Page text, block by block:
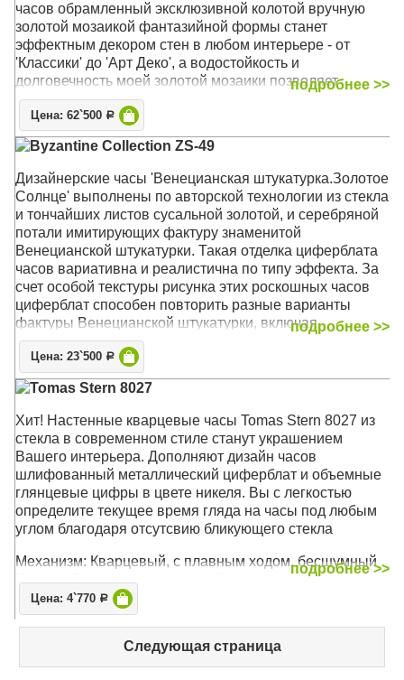
часов обрамленный эксклюзивной колотой вручную
золотой мозаикой фантазийной формы станет
эффектным декором стен в любом интерьере - от
'Классики' до 'Арт Деко', а водостойкость и
долговечность моей золотой мозаики позволяет
украсить данными часами и ваши ванные комнаты
Механизм: Кварцевый, плавного хода (ETA, Чехия)
Корпус: Стекло, Золото, стекло Лакобель
подробнее >>
Цена: 62`500 Р
Byzantine Collection ZS-49
Дизайнерские часы 'Венецианская штукатурка.Золотое
Солнце' выполнены по авторской технологии из стекла
и тончайших листов сусальной золотой, и серебряной
потали имитирующих фактуру знаменитой
Венецианской штукатурки. Такая отделка циферблата
часов вариативна и реалистична по типу эффекта. За
счет особой текстуры рисунка этих роскошных часов
циферблат способен повторить разные варианты
фактуры Венецианской штукатурки, включая
потертости, сколы, выбоины. Такой декор является
ярким акцентом помещения и станет эффектным
декором стен в любом интерьере - от 'Классики' до 'Арт
Деко'. А в водостойком исполнении позволяет украсить
данными часами и ваши ванные комнаты
Механизм: Кварцевый, плавного хода (ETA, Чехия)
Корпус: Стекло, Золото
Размер: 49 х 49 х 4,5 см
подробнее >>
Цена: 23`500 Р
Tomas Stern 8027
Хит! Настенные кварцевые часы Tomas Stern 8027 из
стекла в современном стиле станут украшением
Вашего интерьера. Дополняют дизайн часов
шлифованный металлический циферблат и объемные
глянцевые цифры в цвете никеля. Вы с легкостью
определите текущее время гляда на часы под любым
углом благодаря отсутсвию бликующего стекла
Механизм: Кварцевый, с плавным ходом, бесшумный
Корпус: Стекло, шлифованный металл
Размер: 35 х 35 см
подробнее >>
Цена: 4`770 Р
Следующая страница